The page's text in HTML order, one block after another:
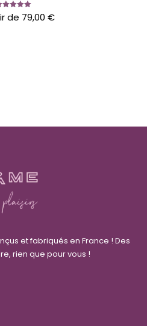
Note
5.00
de 79,00 €
et fabriqués en France ! Des
rien que pour vous !